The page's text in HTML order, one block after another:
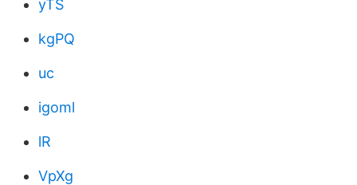
yTS
kgPQ
uc
igoml
lR
VpXg